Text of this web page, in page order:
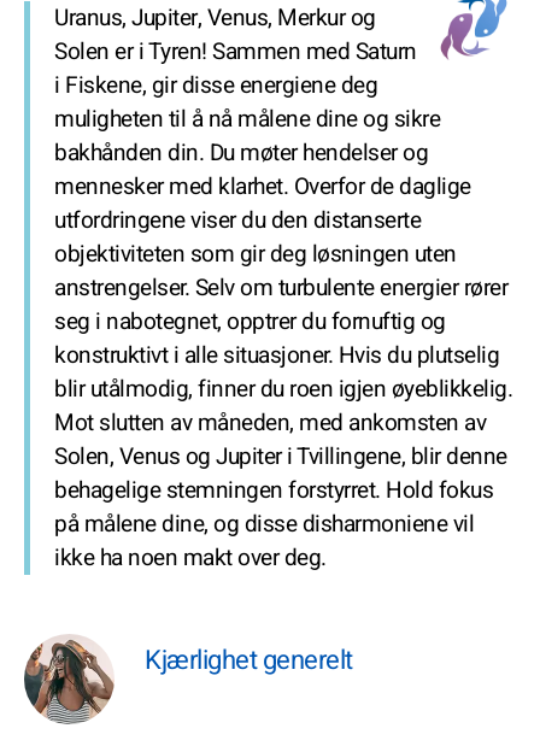
Uranus, Jupiter, Venus, Merkur og
Solen er i Tyren! Sammen med Saturn
i Fiskene, gir disse energiene deg
muligheten til å nå målene dine og sikre
bakhånden din. Du møter hendelser og
mennesker med klarhet. Overfor de daglige
utfordringene viser du den distanserte
objektiviteten som gir deg løsningen uten
anstrengelser. Selv om turbulente energier rører
seg i nabotegnet, opptrer du fornuftig og
konstruktivt i alle situasjoner. Hvis du plutselig
blir utålmodig, finner du roen igjen øyeblikkelig.
Mot slutten av måneden, med ankomsten av
Solen, Venus og Jupiter i Tvillingene, blir denne
behagelige stemningen forstyrret. Hold fokus
på målene dine, og disse disharmoniene vil
ikke ha noen makt over deg.
Kjærlighet generelt